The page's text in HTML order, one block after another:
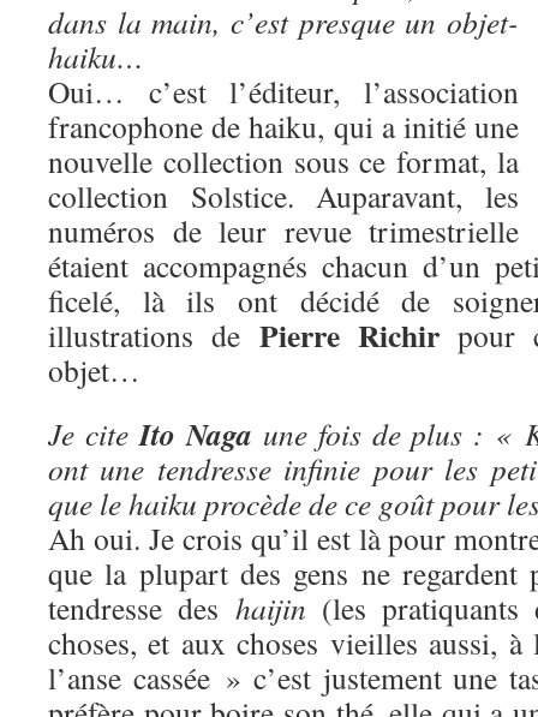
dans la main, c’est presque un objet-
haiku…
Oui… c’est l’éditeur, l’association
francophone de haiku, qui a initié une
nouvelle collection sous ce format, la
collection Solstice. Auparavant, les
numéros de leur revue trimestrielle
étaient accompagnés chacun d’un
ficelé, là ils ont décidé de
illustrations de Pierre Richirpour
objet…
Je citeIto Naga une fois de plus : «
ont une tendresse infinie pour les
que le haiku procède de ce goût pour
Ah oui. Je crois qu’il est là pour
que la plupart des gens ne
tendresse des haijin (les
choses, et aux choses vieilles aussi,
l’anse cassée » c’est justement une